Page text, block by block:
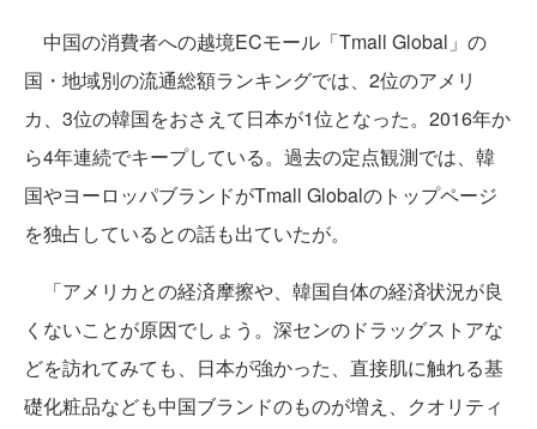
中国の消費者への越境ECモール「Tmall Global」の
国・地域別の流通総額ランキングでは、2位のアメリ
カ、3位の韓国をおさえて日本が1位となった。2016年か
ら4年連続でキープしている。過去の定点観測では、韓
国やヨーロッパブランドがTmall Globalのトップページ
を独占しているとの話も出ていたが。
「アメリカとの経済摩擦や、韓国自体の経済状況が良
くないことが原因でしょう。深センのドラッグストアな
どを訪れてみても、日本が強かった、直接肌に触れる基
礎化粧品なども中国ブランドのものが増え、クオリティ